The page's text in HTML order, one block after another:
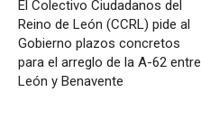
El Colectivo Ciudadanos del
Reino de León (CCRL) pide al
Gobierno plazos concretos
para el arreglo de la A-62 entre
León y Benavente